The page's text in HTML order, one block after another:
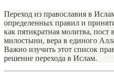
Переход из православия в
определенных правил и
как пятикратная молитва, пост
милостыни, вера в единого
Важно изучить этот список
решение перехода в Ислам.